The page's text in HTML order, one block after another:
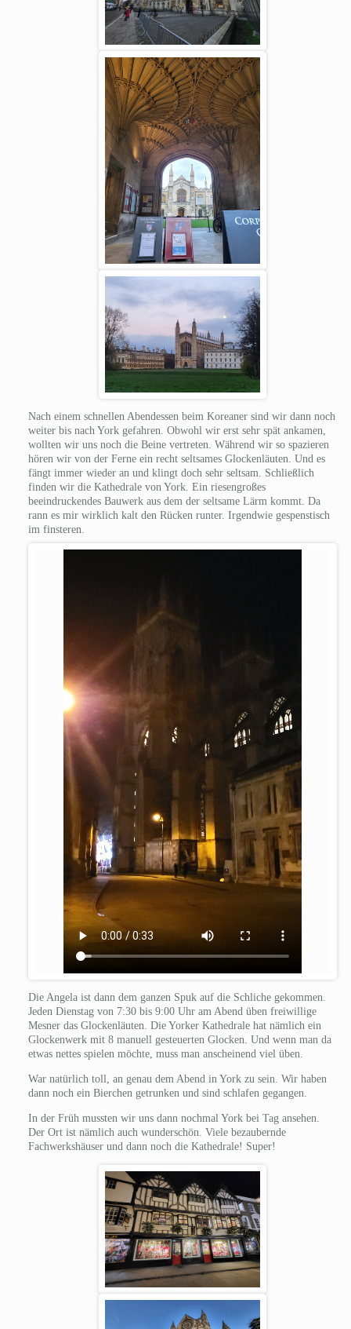
Nach einem schnellen Abendessen beim Koreaner sind wir dann noch
weiter bis nach York gefahren. Obwohl wir erst sehr spät ankamen,
wollten wir uns noch die Beine vertreten. Während wir so spazieren
hören wir von der Ferne ein recht seltsames Glockenläuten. Und es
fängt immer wieder an und klingt doch sehr seltsam. Schließlich
finden wir die Kathedrale von York. Ein riesengroßes
beeindruckendes Bauwerk aus dem der seltsame Lärm kommt. Da
rann es mir wirklich kalt den Rücken runter. Irgendwie gespenstisch
im finsteren.
Die Angela ist dann dem ganzen Spuk auf die Schliche gekommen.
Jeden Dienstag von 7:30 bis 9:00 Uhr am Abend üben freiwillige
Mesner das Glockenläuten. Die Yorker Kathedrale hat nämlich ein
Glockenwerk mit 8 manuell gesteuerten Glocken. Und wenn man da
etwas nettes spielen möchte, muss man anscheinend viel üben.
War natürlich toll, an genau dem Abend in York zu sein. Wir haben
dann noch ein Bierchen getrunken und sind schlafen gegangen.
In der Früh mussten wir uns dann nochmal York bei Tag ansehen.
Der Ort ist nämlich auch wunderschön. Viele bezaubernde
Fachwerkshäuser und dann noch die Kathedrale! Super!